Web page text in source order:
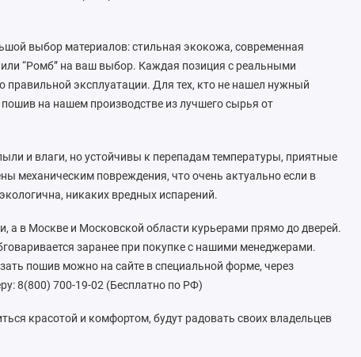
выбор материалов: стильная экокожа, современная
“Ромб” на ваш выбор. Каждая позиция с реальными
эксплуатации. Для тех, кто не нашел нужный
на нашем производстве из лучшего сырья от
и влаги, но устойчивы к перепадам температуры, приятные
механическим повреждения, что очень актуально если в
никаких вредных испарений.
в Москве и Московской области курьерами прямо до дверей.
заранее при покупке с нашими менеджерами.
пошив можно на сайте в специальной форме, через
8(800) 700-19-02 (Бесплатно по РФ)
красотой и комфортом, будут радовать своих владельцев